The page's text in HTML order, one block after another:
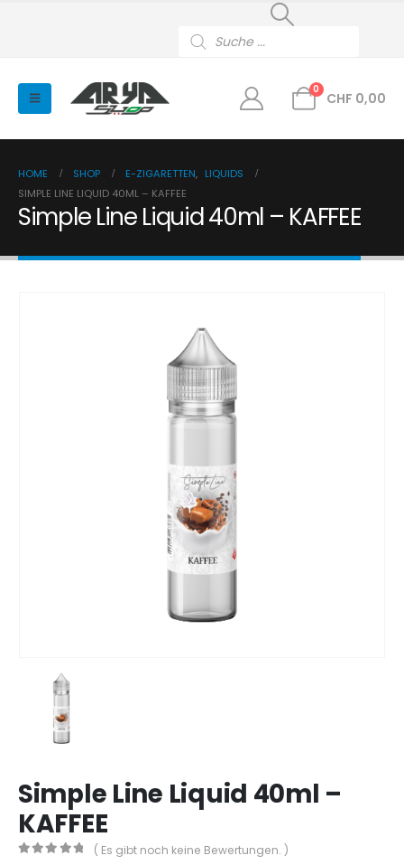
search
0
CHF 0,00
HOME SHOP E-ZIGARETTEN, LIQUIDS
SIMPLE LINE LIQUID 40ML – KAFFEE
Simple Line Liquid 40ml – KAFFEE
Simple Line Liquid 40ml –
KAFFEE
( Es gibt noch keine Bewertungen. )